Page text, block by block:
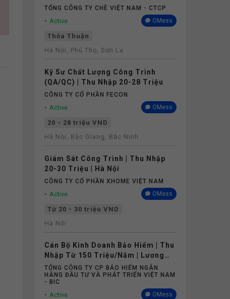
TỔNG CÔNG TY CHÈ VIỆT NAM - CTCP
Active OMess
Thỏa Thuận
Hà Nội, Phú Thọ, Sơn La
Kỹ Sư Chất Lượng Công Trình
(QA/QC) | Thu Nhập 20-28 Triệu
CÔNG TY CỔ PHẦN FECON
Active OMess
20 - 28 triệu VND
Hà Nội, Bắc Giang, Bắc Ninh
Giám Sát Công Trình | Thu Nhập
20-30 Triệu | Hà Nội
CÔNG TY CỔ PHẦN XHOME VIỆT NAM
Active OMess
Từ 20 - 30 triệu VND
Hà Nội
Cán Bộ Kinh Doanh Bảo Hiểm | Thu
Nhập Từ 150 Triệu/Năm | Lương
Cứng Không Phụ Thuộc Doanh Số
TỔNG CÔNG TY CP BẢO HIỂM NGÂN
HÀNG ĐẦU TƯ VÀ PHÁT TRIỂN VIỆT NAM
- BIC
Active OMess